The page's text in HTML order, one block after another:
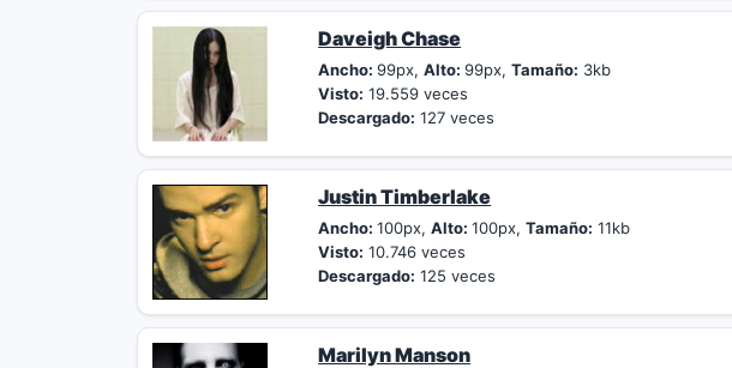
Daveigh Chase
Ancho:99px,Alto:99px,Tamaño: 3kb
Visto: 19.559 veces
Descargado: 127 veces
Justin Timberlake
Ancho:100px,Alto:100px,Tamaño: 11kb
Visto: 10.746 veces
Descargado: 125 veces
Marilyn Manson